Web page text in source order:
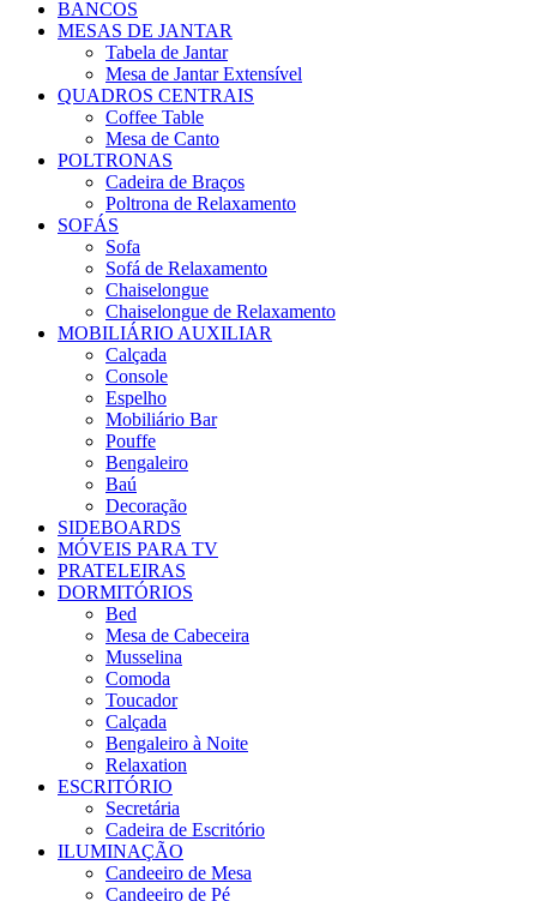
BANCOS
MESAS DE JANTAR
Tabela de Jantar
Mesa de Jantar Extensível
QUADROS CENTRAIS
Coffee Table
Mesa de Canto
POLTRONAS
Cadeira de Braços
Poltrona de Relaxamento
SOFÁS
Sofa
Sofá de Relaxamento
Chaiselongue
Chaiselongue de Relaxamento
MOBILIÁRIO AUXILIAR
Calçada
Console
Espelho
Mobiliário Bar
Pouffe
Bengaleiro
Baú
Decoração
SIDEBOARDS
MÓVEIS PARA TV
PRATELEIRAS
DORMITÓRIOS
Bed
Mesa de Cabeceira
Musselina
Comoda
Toucador
Calçada
Bengaleiro à Noite
Relaxation
ESCRITÓRIO
Secretária
Cadeira de Escritório
ILUMINAÇÃO
Candeeiro de Mesa
Candeeiro de Pé